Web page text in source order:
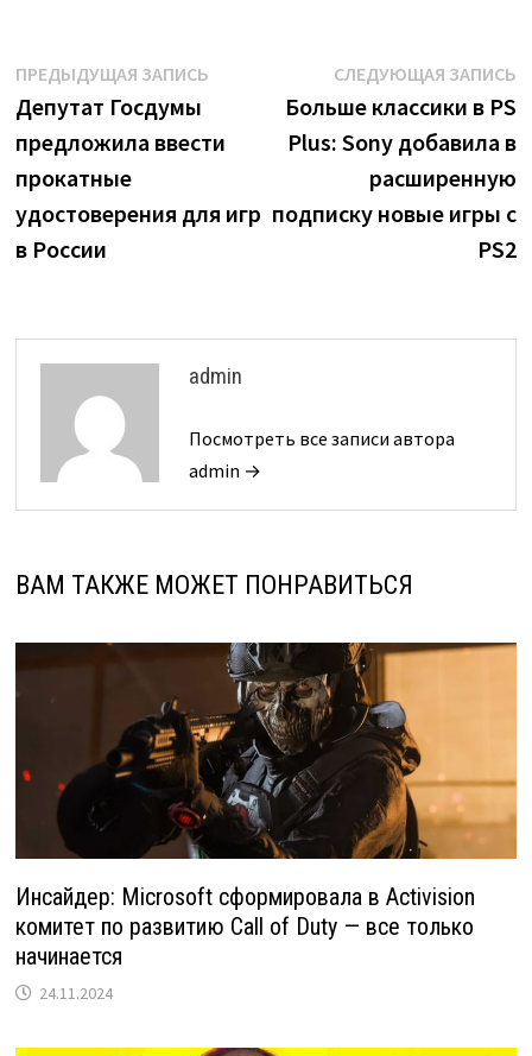
Навигация
по
записям
ПРЕДЫДУЩАЯ ЗАПИСЬПредыдущая
Депутат Госдумы
предложила ввести
прокатные
удостоверения для игр
в России
СЛЕДУЮЩАЯ ЗАПИСЬ
Больше классики в PS
Plus: Sony добавила в
расширенную
подписку новые игры с
PS2
admin
Посмотреть все записи автора
admin →
ВАМ ТАКЖЕ МОЖЕТ ПОНРАВИТЬСЯ
Инсайдер: Microsoft сформировала в Activision
комитет по развитию Call of Duty — все только
начинается
24.11.2024